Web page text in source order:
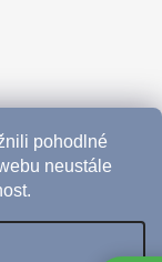
pohodlné
neustále